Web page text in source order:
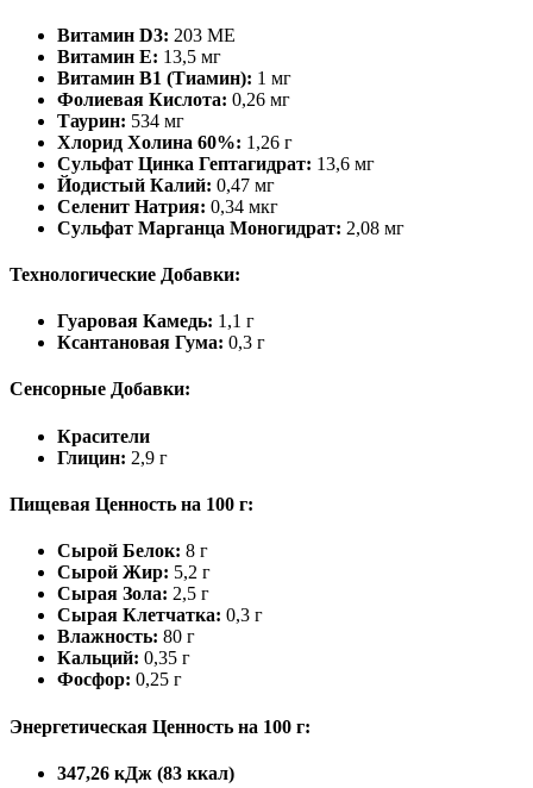
Витамин D3: 203 МЕ
Витамин E: 13,5 мг
Витамин B1 (Тиамин): 1 мг
Фолиевая Кислота: 0,26 мг
Таурин: 534 мг
Хлорид Холина 60%: 1,26 г
Сульфат Цинка Гептагидрат: 13,6 мг
Йодистый Калий: 0,47 мг
Селенит Натрия: 0,34 мкг
Сульфат Марганца Моногидрат: 2,08 мг
Технологические Добавки:
Гуаровая Камедь: 1,1 г
Ксантановая Гума: 0,3 г
Сенсорные Добавки:
Красители
Глицин: 2,9 г
Пищевая Ценность на 100 г:
Сырой Белок: 8 г
Сырой Жир: 5,2 г
Сырая Зола: 2,5 г
Сырая Клетчатка: 0,3 г
Влажность: 80 г
Кальций: 0,35 г
Фосфор: 0,25 г
Энергетическая Ценность на 100 г:
347,26 кДж (83 ккал)